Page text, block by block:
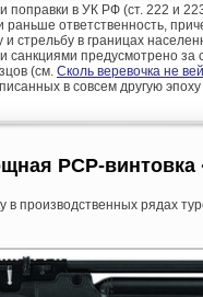
поправки в УК РФ (ст. 222 и
ответственность,
стрельбу в границах
предусмотрено за
(см. Сколь веревочка не
в совсем другую
PCP-винтовка
производственных рядах